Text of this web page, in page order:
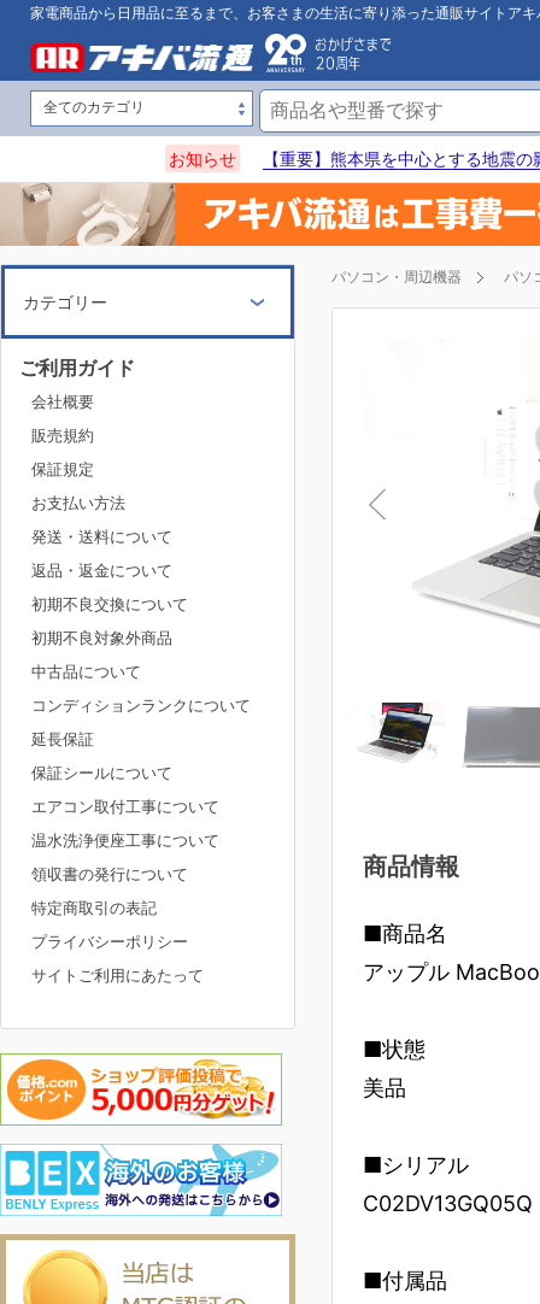
家電商品から日用品に至るまで、お客さまの生活に寄り添った通販サイトアキ
お知らせ 【重要】熊本県を中心とする地震
パソコン・周辺機器 パソ
商品情報
■商品名
アップル
■状態
美品
■シリアル
C02DV13GQ05Q
■付属品
カテゴリー
ご利用ガイド
会社概要
販売規約
保証規定
お支払い方法
発送・送料について
返品・返金について
初期不良交換について
初期不良対象外商品
中古品について
コンディションランクについて
延長保証
保証シールについて
エアコン取付工事について
温水洗浄便座工事について
領収書の発行について
特定商取引の表記
プライバシーポリシー
サイトご利用にあたって